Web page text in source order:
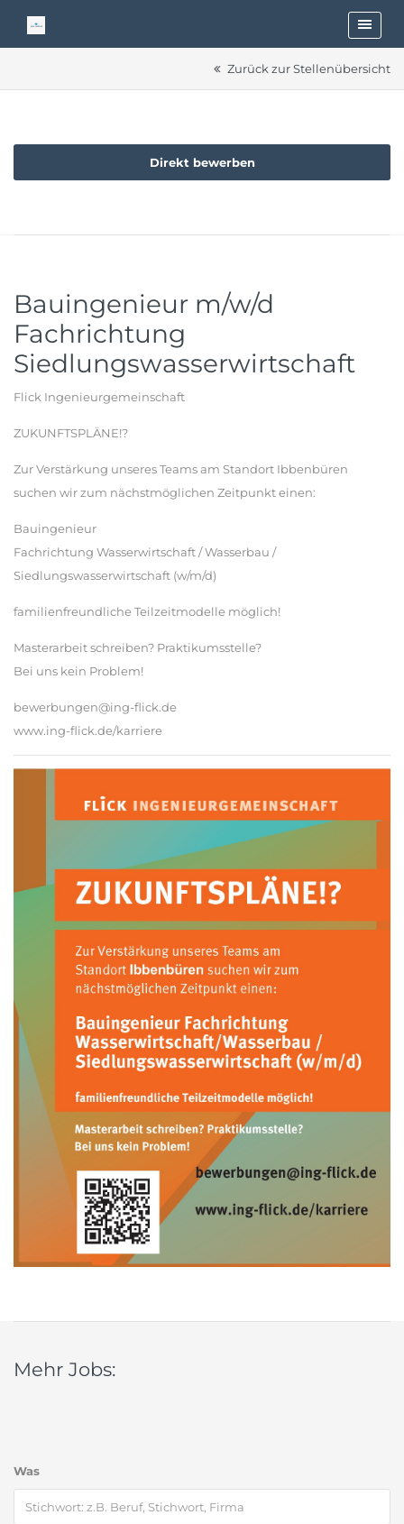
Zurück zur Stellenübersicht
Direkt bewerben
Bauingenieur m/w/d
Fachrichtung
Siedlungswasserwirtschaft
Flick Ingenieurgemeinschaft
ZUKUNFTSPLÄNE!?
Zur Verstärkung unseres Teams am Standort Ibbenbüren
suchen wir zum nächstmöglichen Zeitpunkt einen:
Bauingenieur
Fachrichtung Wasserwirtschaft / Wasserbau /
Siedlungswasserwirtschaft (w/m/d)
familienfreundliche Teilzeitmodelle möglich!
Masterarbeit schreiben? Praktikumsstelle?
Bei uns kein Problem!
bewerbungen@ing-flick.de
www.ing-flick.de/karriere
Mehr Jobs:
Was